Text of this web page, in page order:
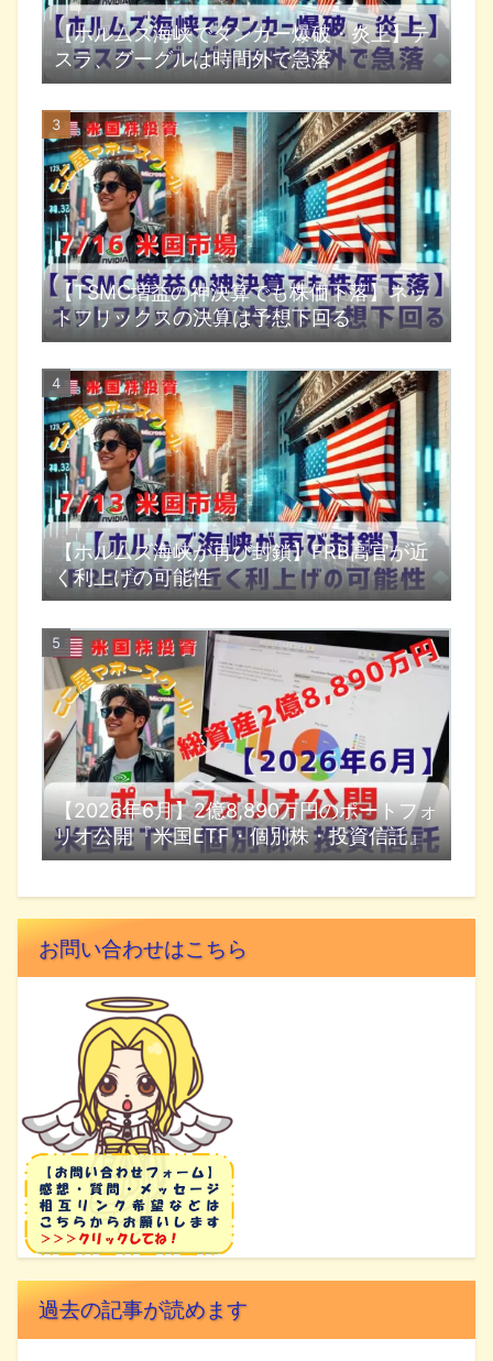
【ホルムズ海峡でタンカー爆破・炎上】テ
スラ、グーグルは時間外で急落
【TSMC増益の神決算でも株価下落】ネッ
トフリックスの決算は予想下回る
【ホルムズ海峡が再び封鎖】FRB高官が近
く利上げの可能性
【2026年6月】2億8,890万円のポートフォ
リオ公開『米国ETF・個別株・投資信託』
お問い合わせはこちら
過去の記事が読めます